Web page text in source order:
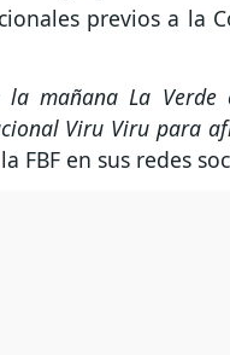
previos a la
la mañana La
Viru Viru para
FBF en sus redes